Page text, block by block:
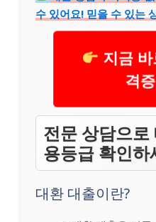
수 있어요! 믿을 수 있는
지금
격
전문 상담으로
용등급 확인하
대환 대출이란?